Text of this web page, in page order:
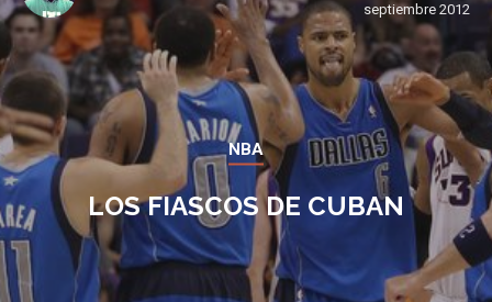
septiembre 2012
NBA
LOS FIASCOS DE CUBAN